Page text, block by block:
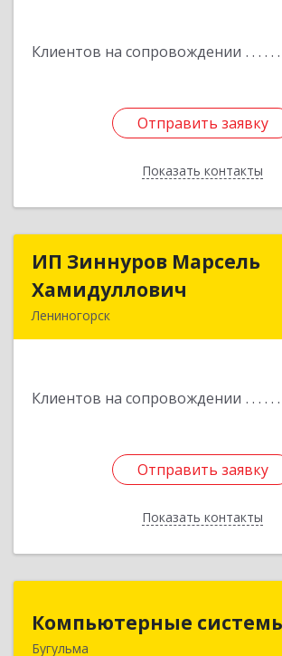
Клиентов на сопровождении
Отправить заявку
Показать контакты
Отправить заявку
Назад
ИП Зиннуров Марсель
Хамидуллович
Лениногорск
Клиентов на сопровождении
Отправить заявку
Показать контакты
ИП Зиннуров
Отправить заявку
Назад
Компьютерные
Бугульма420111, Республика